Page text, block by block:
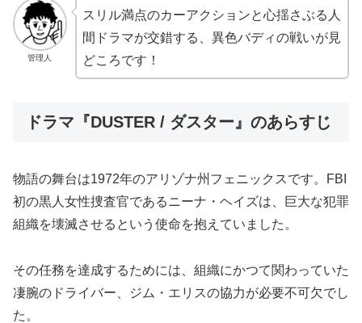
管理人
スリル満点のカーアクションと心揺さぶる人
間ドラマが交錯する、異色バディの戦いが見
どころです！
ドラマ『DUSTER / ダスター』のあらすじ
物語の舞台は1972年のアリゾナ州フェニックスです。FBI
初の黒人女性捜査官であるニーナ・ヘイズは、巨大な犯罪
組織を壊滅させるという使命を抱えていました。
その任務を達成するためには、組織にかつて関わっていた
凄腕のドライバー、ジム・エリスの協力が必要不可欠でし
た。